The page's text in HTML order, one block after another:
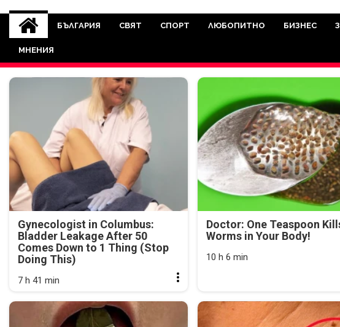
novinite-dnesbg.eu
Novinite-dnesbg.eu е медия, която има
Света. Новините, които се публикуват
между медията и читателската
БЪЛГАРИЯ СВЯТ СПОРТ ЛЮБОПИТНО БИЗНЕС
МНЕНИЯ
Gynecologist in Columbus:
Bladder Leakage After 50
Comes Down to 1 Thing (Stop
Doing This)
7 h 41 min
Doctor: One Teaspoon
Worms in Your Body!
10 h 6 min